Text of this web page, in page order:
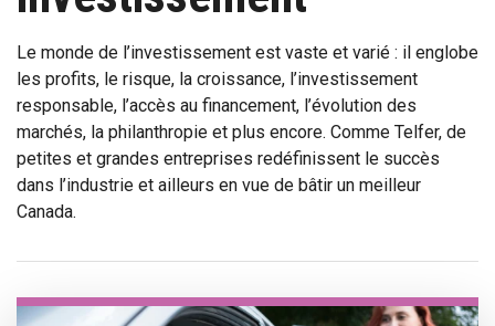
Le monde de l’investissement est vaste et varié : il englobe
les profits, le risque, la croissance, l’investissement
responsable, l’accès au financement, l’évolution des
marchés, la philanthropie et plus encore. Comme Telfer, de
petites et grandes entreprises redéfinissent le succès
dans l’industrie et ailleurs en vue de bâtir un meilleur
Canada.